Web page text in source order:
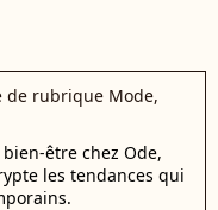
de rubrique Mode,
être chez Ode,
les tendances qui